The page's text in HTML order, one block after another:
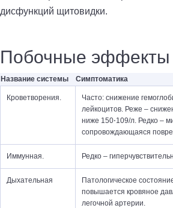
дисфункций щитовидки.
Побочные эффекты
Название системы Симптоматика
Кроветворения.
Часто: снижение
лейкоцитов. Реже –
ниже 150⋅109/л. Редко –
сопровождающаяся
Иммунная. Редко –
Дыхательная
Патологическое
повышается кровяное
легочной артерии.